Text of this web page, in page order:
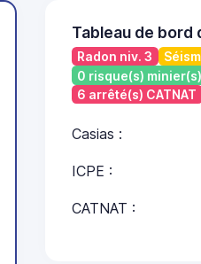
Tableau de bord
Radon niv. 3
0 risque(s) minier(s)
6 arrêté(s) CATNAT
Casias :
ICPE :
CATNAT :